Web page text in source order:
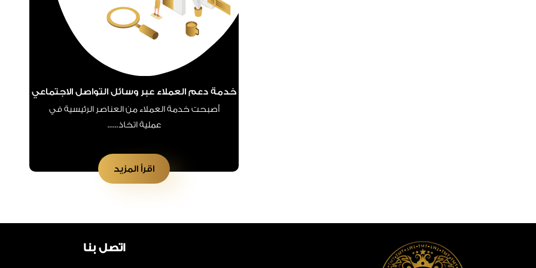
خدمة دعم العملاء عبر وسائل التواصل الاجتماعي
أصبحت خدمة العملاء من العناصر الرئيسية في
عملية اتخاذ......
اقرأ المزيد
اتصل بنا